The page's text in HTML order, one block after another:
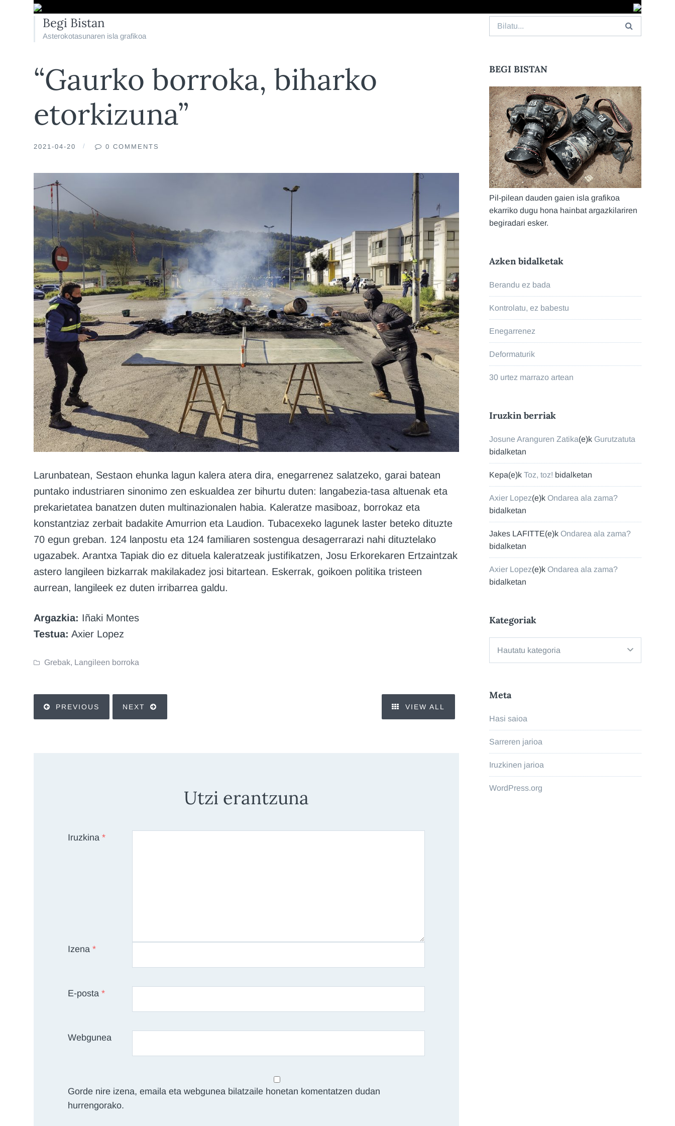
Begi Bistan
Asterokotasunaren isla grafikoa
Search
“Gaurko borroka, biharko
etorkizuna”
2021-04-20 0 COMMENTS
Larunbatean, Sestaon ehunka lagun kalera atera dira, enegarrenez salatzeko, garai batean
puntako industriaren sinonimo zen eskualdea zer bihurtu duten: langabezia-tasa altuenak eta
prekarietatea banatzen duten multinazionalen habia. Kaleratze masiboaz, borrokaz eta
konstantziaz zerbait badakite Amurrion eta Laudion. Tubacexeko lagunek laster beteko dituzte
70 egun greban. 124 lanpostu eta 124 familiaren sostengua desagerrarazi nahi dituztelako
ugazabek. Arantxa Tapiak dio ez dituela kaleratzeak justifikatzen, Josu Erkorekaren Ertzaintzak
astero langileen bizkarrak makilakadez josi bitartean. Eskerrak, goikoen politika tristeen
aurrean, langileek ez duten irribarrea galdu.
Argazkia: Iñaki Montes
Testua: Axier Lopez
Grebak, Langileen borroka
PREVIOUS NEXT VIEW ALL
Utzi erantzuna
Iruzkina *
Izena *
E-posta *
Webgunea
Gorde nire izena, emaila eta webgunea bilatzaile honetan komentatzen dudan
hurrengorako.
BEGI BISTAN
Pil-pilean dauden gaien isla grafikoa
ekarriko dugu hona hainbat argazkilariren
begiradari esker.
Azken bidalketak
Berandu ez bada
Kontrolatu, ez babestu
Enegarrenez
Deformaturik
30 urtez marrazo artean
Iruzkin berriak
Josune Aranguren Zatika(e)k Gurutzatuta
bidalketan
Kepa(e)kToz, toz! bidalketan
Axier Lopez(e)kOndarea ala zama?
bidalketan
Jakes LAFITTE(e)kOndarea ala zama?
bidalketan
Axier Lopez(e)kOndarea ala zama?
bidalketan
Kategoriak
Meta
Hasi saioa
Sarreren jarioa
Iruzkinen jarioa
WordPress.org